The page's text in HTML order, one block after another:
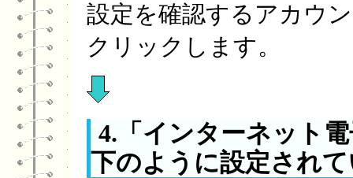
設定を確認するアカウ
クリックします。
4.「インターネット
下のように設定され